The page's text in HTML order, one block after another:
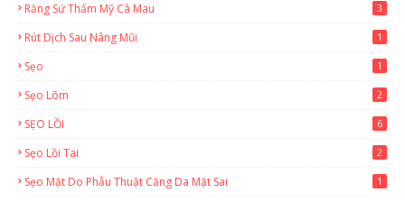
Răng Sứ Thẩm Mỹ Cà Mau 3
Rút Dịch Sau Nâng Mũi 1
Sẹo 1
Sẹo Lõm 2
SẸO LỒI 6
Sẹo Lồi Tai 2
Sẹo Mặt Do Phẫu Thuật Căng Da Mặt Sai 1